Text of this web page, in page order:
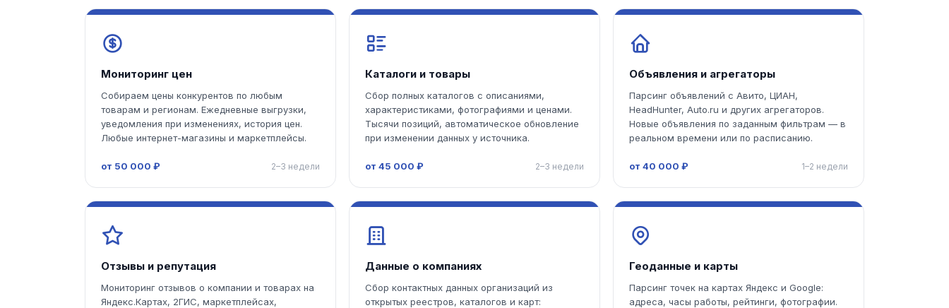
Мониторинг цен
Собираем цены конкурентов по любым
товарам и регионам. Ежедневные выгрузки,
уведомления при изменениях, история цен.
Любые интернет-магазины и маркетплейсы.
от 50 000 ₽ 2–3 недели
Каталоги и товары
Сбор полных каталогов с описаниями,
характеристиками, фотографиями и ценами.
Тысячи позиций, автоматическое обновление
при изменении данных у источника.
от 45 000 ₽ 2–3 недели
Объявления и агрегаторы
Парсинг объявлений с Авито, ЦИАН,
HeadHunter, Auto.ru и других агрегаторов.
Новые объявления по заданным фильтрам — в
реальном времени или по расписанию.
от 40 000 ₽ 1–2 недели
Отзывы и репутация
Мониторинг отзывов о компании и товарах на
Яндекс.Картах, 2ГИС, маркетплейсах,
Данные о компаниях
Сбор контактных данных организаций из
открытых реестров, каталогов и карт:
Геоданные и карты
Парсинг точек на картах Яндекс и Google:
адреса, часы работы, рейтинги, фотографии.